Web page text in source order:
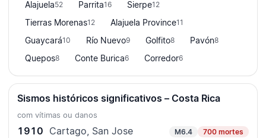
Alajuela52 Parrita16 Sierpe12
Tierras Morenas12 Alajuela Province11
Guaycará10 Río Nuevo9 Golfito8 Pavón8
Quepos8 Conte Burica6 Corredor6
Sismos históricos significativos – Costa Rica
com vítimas ou danos
1910 Cartago, San Jose M6.4 700 mortes